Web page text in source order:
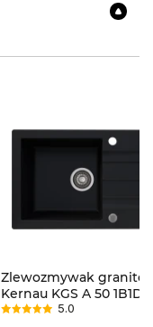
Zlewozmywak
Kernau KGS A 50 1B1D
Black
5.0